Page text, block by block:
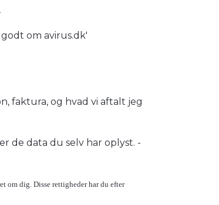
om avirus.dk'
faktura, og hvad vi aftalt jeg
de data du selv har oplyst. -
om dig. Disse rettigheder har du efter